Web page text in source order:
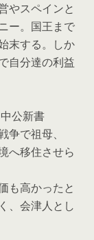
やスペインと
ー。国王まで
末する。しか
自分達の利益
公新書
で祖母、
へ移住させら
も高かったと
、会津人とし